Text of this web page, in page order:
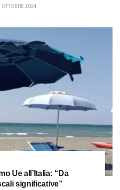
OTTOBRE 2024
Ue all’Italia: “Da
significative”